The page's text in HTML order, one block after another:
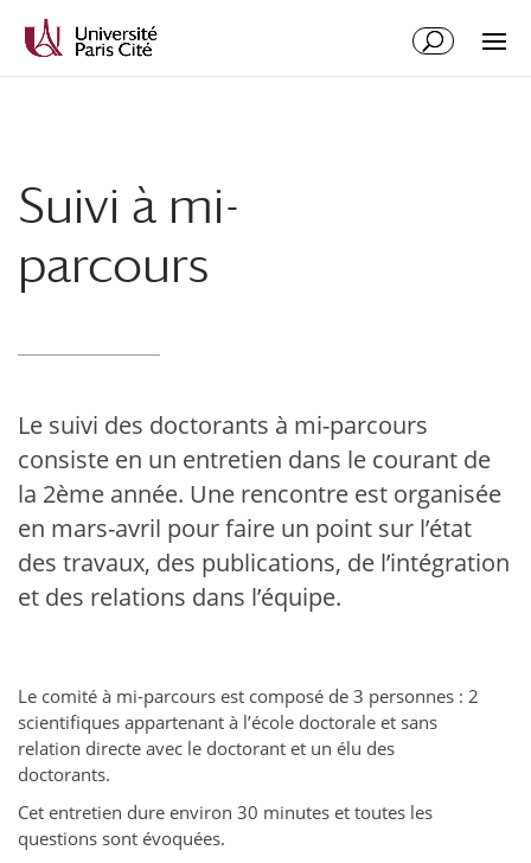
contenu
Suivi à mi-
parcours
Le suivi des doctorants à mi-parcours
consiste en un entretien dans le courant de
la 2ème année. Une rencontre est organisée
en mars-avril pour faire un point sur l’état
des travaux, des publications, de l’intégration
et des relations dans l’équipe.
Le comité à mi-parcours est composé de 3 personnes : 2
scientifiques appartenant à l’école doctorale et sans
relation directe avec le doctorant et un élu des
doctorants.
Cet entretien dure environ 30 minutes et toutes les
questions sont évoquées.